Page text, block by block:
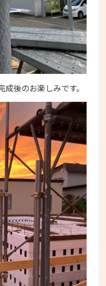
後のお楽しみです。